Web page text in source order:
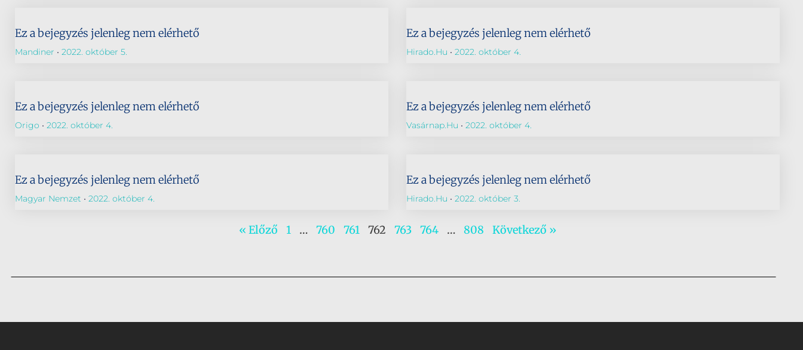
Ez a bejegyzés jelenleg nem elérhető
Mandiner 2022. október 5.
Ez a bejegyzés jelenleg nem elérhető
Hirado.hu 2022. október 4.
Ez a bejegyzés jelenleg nem elérhető
Origo 2022. október 4.
Ez a bejegyzés jelenleg nem elérhető
Vasárnap.hu 2022. október 4.
Ez a bejegyzés jelenleg nem elérhető
Magyar Nemzet 2022. október 4.
Ez a bejegyzés jelenleg nem elérhető
Hirado.hu 2022. október 3.
« Előző 1 … 760 761 762 763 764 … 808 Következő »